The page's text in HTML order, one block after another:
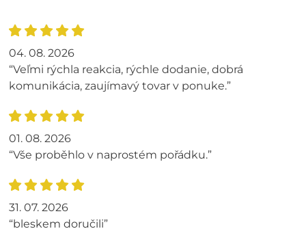
04. 08. 2026
“Veľmi rýchla reakcia, rýchle dodanie, dobrá
komunikácia, zaujímavý tovar v ponuke.”
01. 08. 2026
“Vše proběhlo v naprostém pořádku.”
31. 07. 2026
“bleskem doručili”